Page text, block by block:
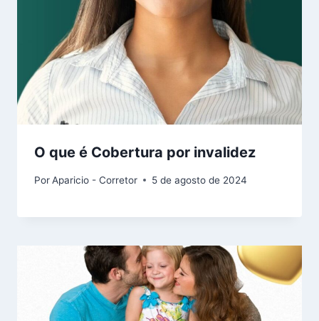
O que é Cobertura por invalidez
PorAparicio - Corretor 5 de agosto de 2024